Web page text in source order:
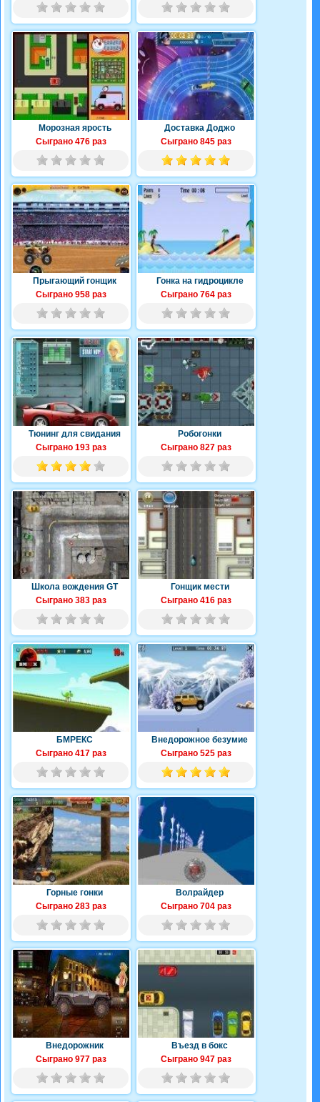
Морозная ярость
Сыграно 476 раз
Доставка Доджо
Сыграно 845 раз
Прыгающий гонщик
Сыграно 958 раз
Гонка на гидроцикле
Сыграно 764 раз
Тюнинг для свидания
Сыграно 193 раз
Робогонки
Сыграно 827 раз
Школа вождения GT
Сыграно 383 раз
Гонщик мести
Сыграно 416 раз
БМРЕКС
Сыграно 417 раз
Внедорожное безумие
Сыграно 525 раз
Горные гонки
Сыграно 283 раз
Волрайдер
Сыграно 704 раз
Внедорожник
Сыграно 977 раз
Въезд в бокс
Сыграно 947 раз